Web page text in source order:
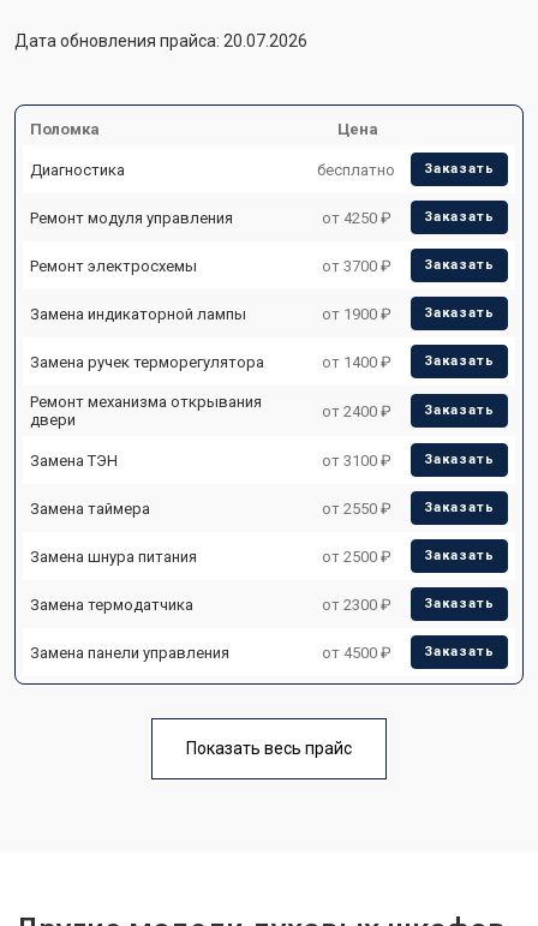
Дата обновления прайса: 20.07.2026
Поломка Цена
Диагностика бесплатно Заказать
Ремонт модуля управления от 4250 ₽ Заказать
Ремонт электросхемы от 3700 ₽ Заказать
Замена индикаторной лампы от 1900 ₽ Заказать
Замена ручек терморегулятора от 1400 ₽ Заказать
Ремонт механизма открывания
двери
от 2400 ₽ Заказать
Замена ТЭН от 3100 ₽ Заказать
Замена таймера от 2550 ₽ Заказать
Замена шнура питания от 2500 ₽ Заказать
Замена термодатчика от 2300 ₽ Заказать
Замена панели управления от 4500 ₽ Заказать
Показать весь прайс